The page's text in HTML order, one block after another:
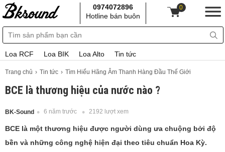
0974072896
Hotline bán buôn
0
Loa RCF Loa BIK Loa Alto Tin tức
Trang chủ Tin tức Tìm Hiểu Hãng Âm Thanh Hàng Đầu Thế Giới
BCE là thương hiệu của nước nào ?
BK-Sound 6 năm trước 2192 lượt xem
BCE là một thương hiệu được người dùng ưa chuộng bởi độ
bền và những công nghệ hiện đại theo tiêu chuẩn Hoa Kỳ.